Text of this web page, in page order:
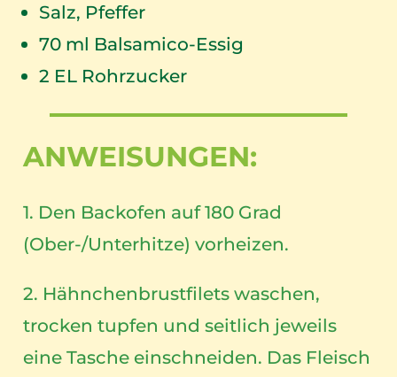
Salz, Pfeffer
70ml Balsamico-Essig
2 EL Rohrzucker
ANWEISUNGEN:
1. Den Backofen auf 180 Grad
(Ober-/Unterhitze) vorheizen.
2. Hähnchenbrustfilets waschen,
trocken tupfen und seitlich jeweils
eine Tasche einschneiden. Das Fleisch